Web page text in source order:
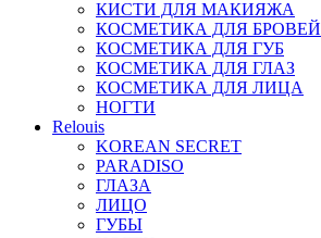
КИСТИ ДЛЯ МАКИЯЖА
КОСМЕТИКА ДЛЯ БРОВЕЙ
КОСМЕТИКА ДЛЯ ГУБ
КОСМЕТИКА ДЛЯ ГЛАЗ
КОСМЕТИКА ДЛЯ ЛИЦА
НОГТИ
Relouis
KOREAN SECRET
PARADISO
ГЛАЗА
ЛИЦО
ГУБЫ